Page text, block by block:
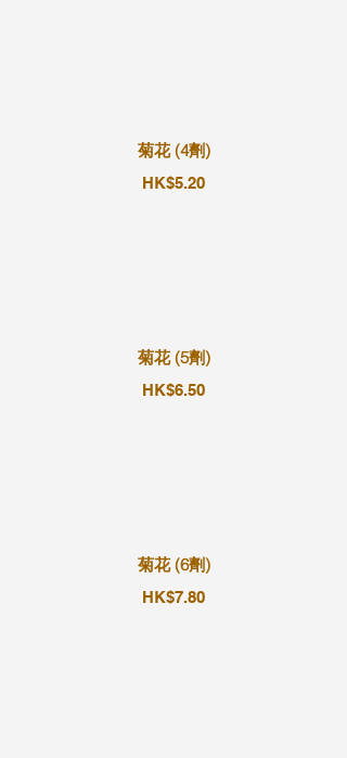
菊花 (4劑)
HK$5.20
菊花 (5劑)
HK$6.50
菊花 (6劑)
HK$7.80